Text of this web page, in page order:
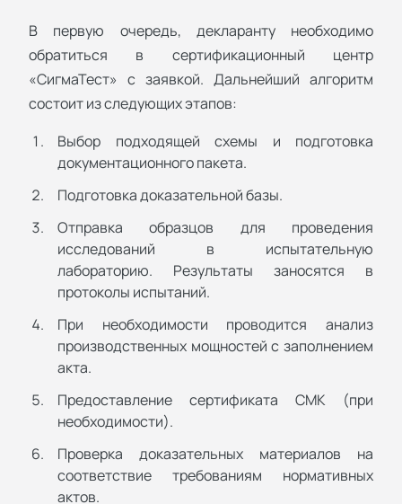
В первую очередь, декларанту необходимо
обратиться в сертификационный центр
«СигмаТест» с заявкой. Дальнейший алгоритм
состоит из следующих этапов:
Выбор подходящей схемы и подготовка
документационного пакета.
Подготовка доказательной базы.
Отправка образцов для проведения
исследований в испытательную
лабораторию. Результаты заносятся в
протоколы испытаний.
При необходимости проводится анализ
производственных мощностей с заполнением
акта.
Предоставление сертификата СМК (при
необходимости).
Проверка доказательных материалов на
соответствие требованиям нормативных
актов.